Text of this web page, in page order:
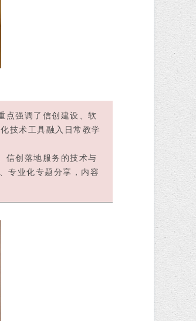
点强调了信创建设、软
技术工具融入日常教学
信创落地服务的技术与
专业化专题分享，内容